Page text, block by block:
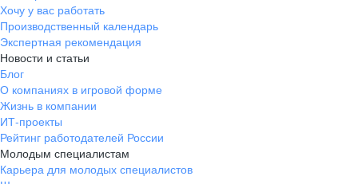
Хочу у вас работать
Производственный календарь
Экспертная рекомендация
Новости и статьи
Блог
О компаниях в игровой форме
Жизнь в компании
ИТ-проекты
Рейтинг работодателей России
Молодым специалистам
Карьера для молодых специалистов